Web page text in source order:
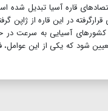
قاره آسیا تبدیل
در این قاره از ژاپن
کشورهای آسیایی به سرعت در
شود که یکی از این عوامل،